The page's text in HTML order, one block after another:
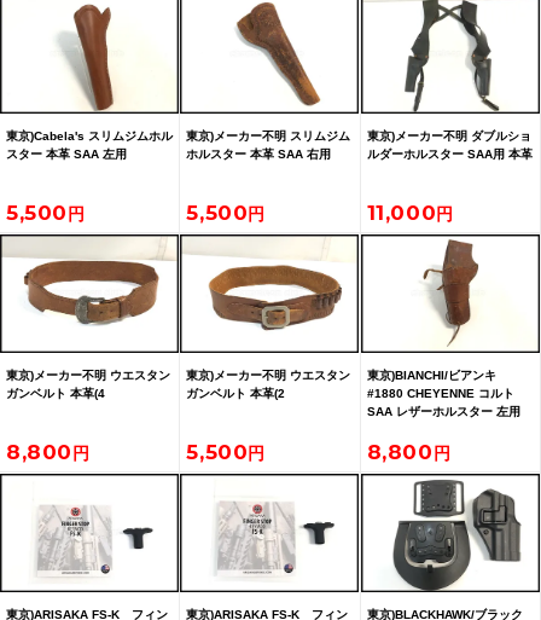
東京)Cabela's スリムジムホル
スター 本革 SAA 左用
5,500
東京)メーカー不明 スリムジム
ホルスター 本革 SAA 右用
5,500
東京)メーカー不明 ダブルショ
ルダーホルスター SAA用 本革
11,000
東京)メーカー不明 ウエスタン
ガンベルト 本革(4
8,800
東京)メーカー不明 ウエスタン
ガンベルト 本革(2
5,500
東京)BIANCHI/ビアンキ
#1880 CHEYENNE コルト
SAA レザーホルスター 左用
8,800
東京)ARISAKA FS-K フィン 東京)ARISAKA FS-K フィン 東京)BLACKHAWK/ブラック